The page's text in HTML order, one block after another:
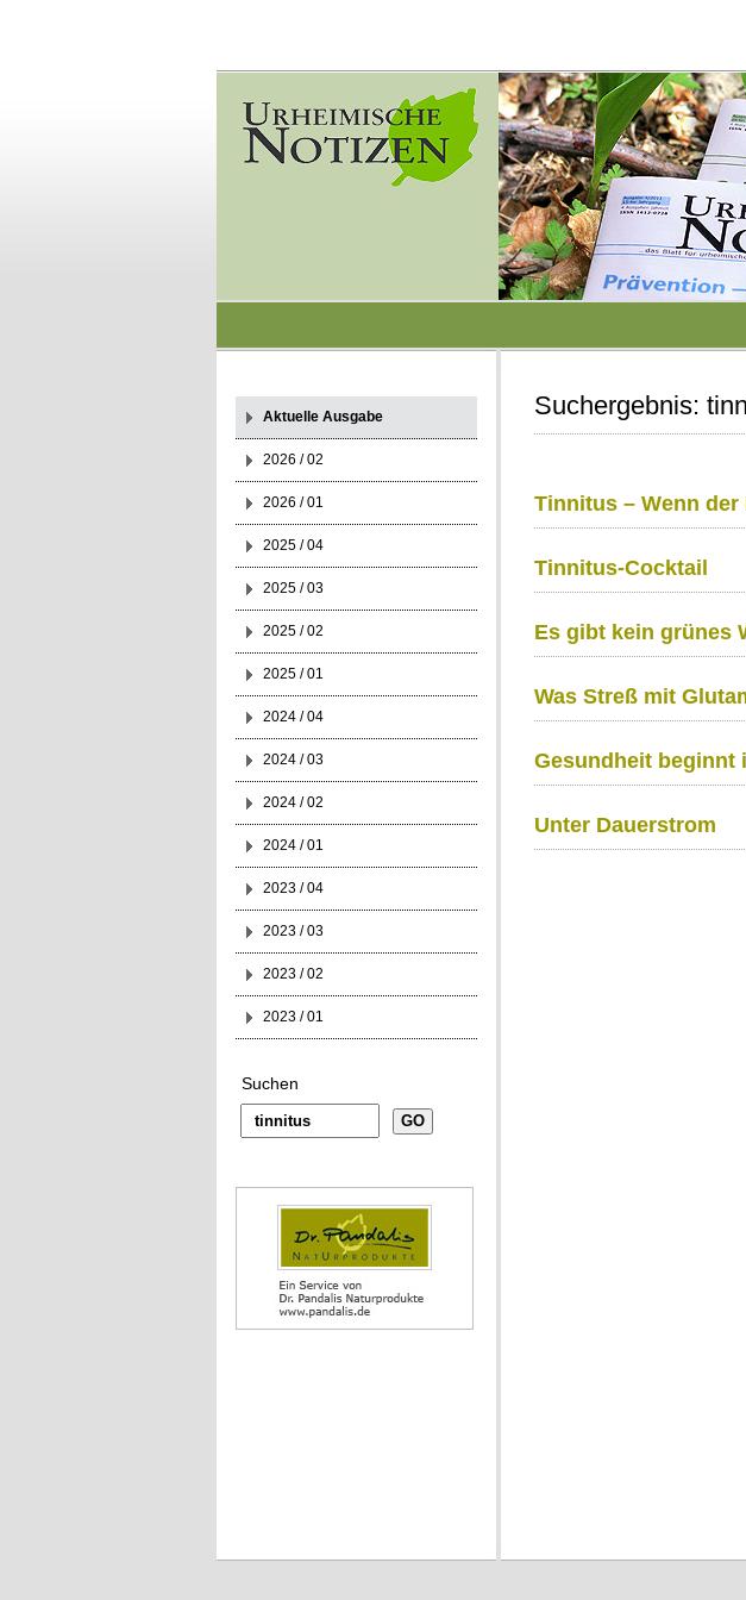
Suchergebnis:
Tinnitus – Wenn
Tinnitus-Cocktail
Es gibt kein grünes
Was Streß mit
Gesundheit beginnt
Unter Dauerstrom
Aktuelle Ausgabe
2026 / 02
2026 / 01
2025 / 04
2025 / 03
2025 / 02
2025 / 01
2024 / 04
2024 / 03
2024 / 02
2024 / 01
2023 / 04
2023 / 03
2023 / 02
2023 / 01
Suchen